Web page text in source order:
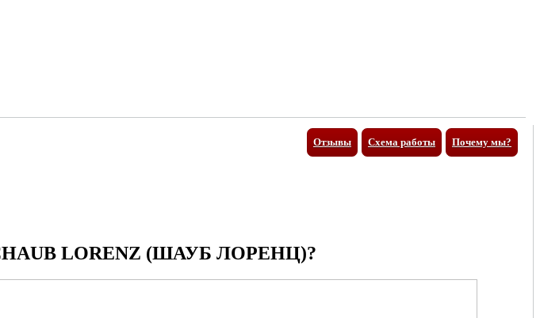
Отзывы Почему мы?
Схема работы
LORENZ (ШАУБ ЛОРЕНЦ)?